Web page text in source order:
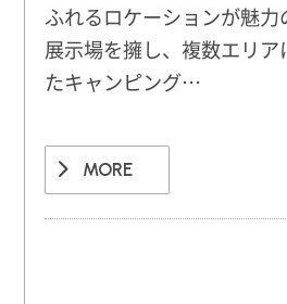
ふれるロケーションが魅
展示場を擁し、複数エリ
たキャンピング…
MORE